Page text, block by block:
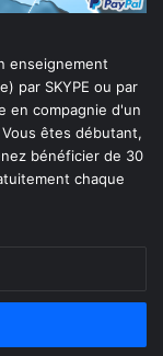
enseignement
par SKYPE ou par
en compagnie d'un
êtes débutant,
bénéficier de 30
chaque